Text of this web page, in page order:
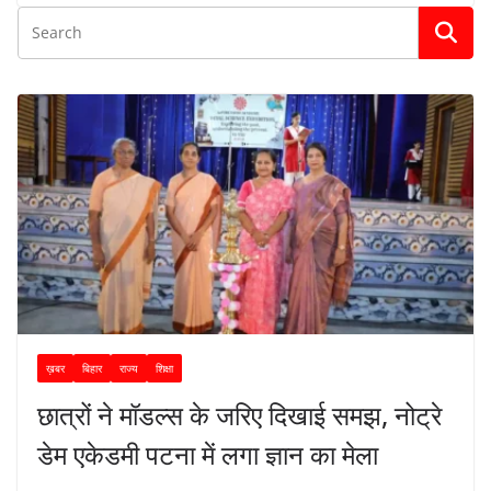
ख़बर बिहार राज्य शिक्षा
छात्रों ने मॉडल्स के जरिए दिखाई समझ, नोट्रे
डेम एकेडमी पटना में लगा ज्ञान का मेला